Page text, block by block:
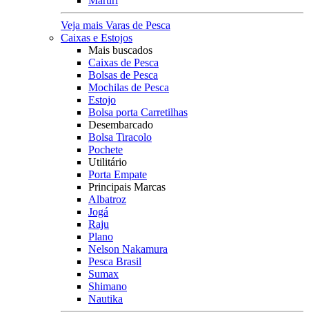
Veja mais Varas de Pesca
Caixas e Estojos
Mais buscados
Caixas de Pesca
Bolsas de Pesca
Mochilas de Pesca
Estojo
Bolsa porta Carretilhas
Desembarcado
Bolsa Tiracolo
Pochete
Utilitário
Porta Empate
Principais Marcas
Albatroz
Jogá
Raju
Plano
Nelson Nakamura
Pesca Brasil
Sumax
Shimano
Nautika